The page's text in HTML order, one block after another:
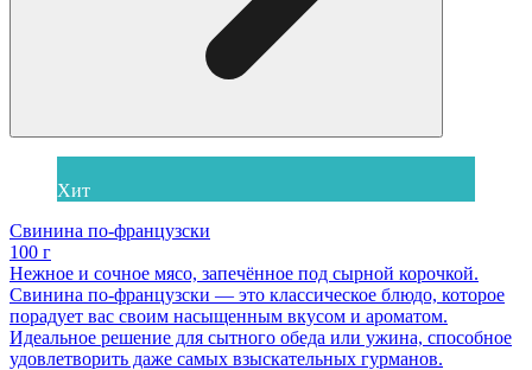
Хит
Свинина по-французски
100 г
Нежное и сочное мясо, запечённое под сырной корочкой.
Свинина по-французски — это классическое блюдо, которое
порадует вас своим насыщенным вкусом и ароматом.
Идеальное решение для сытного обеда или ужина, способное
удовлетворить даже самых взыскательных гурманов.